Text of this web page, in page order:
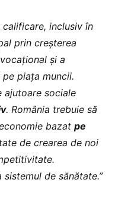
inclusiv în
prin creșterea
și a
piața muncii.
ajutoare sociale
. România trebuie să
bazat pe
de crearea de noi
de sănătate.”